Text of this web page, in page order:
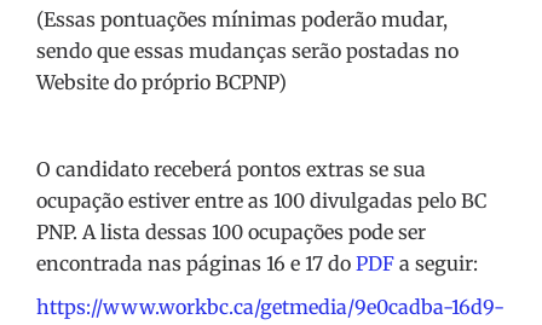
(Essas pontuações mínimas poderão mudar,
sendo que essas mudanças serão postadas no
Website do próprio BCPNP)
O candidato receberá pontos extras se sua
ocupação estiver entre as 100 divulgadas pelo BC
PNP. A lista dessas 100 ocupações pode ser
encontrada nas páginas 16 e 17 do PDF a seguir:
https://www.workbc.ca/getmedia/9e0cadba-16d9-